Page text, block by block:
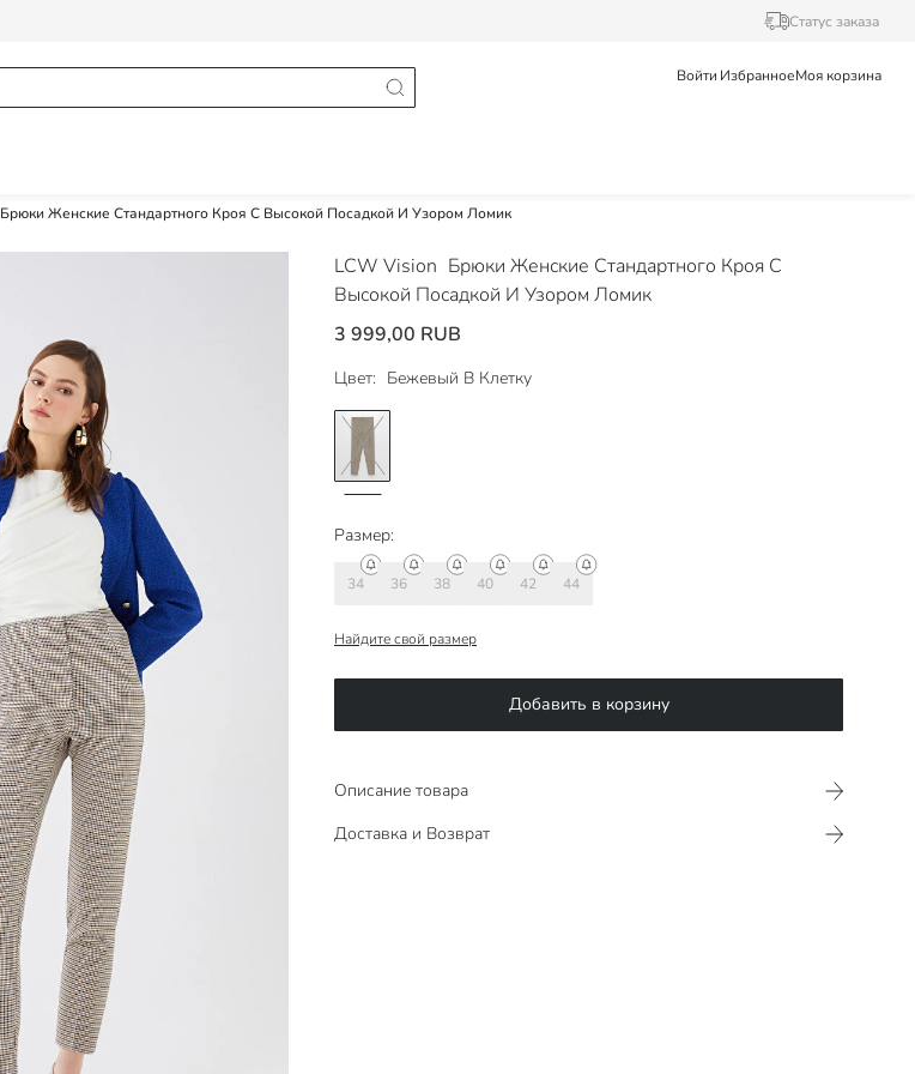
Статус заказа
Войти ИзбранноеМоя корзина
Брюки Женские Стандартного Кроя С Высокой Посадкой И Узором Ломик
LCW Vision Брюки Женские Стандартного Кроя С
Высокой Посадкой И Узором Ломик
3 999,00 RUB
Цвет: Бежевый В Клетку
Размер:
34 36 38 40 42 44
Найдите свой размер
Добавить в корзину
Описание товара
Доставка и Возврат